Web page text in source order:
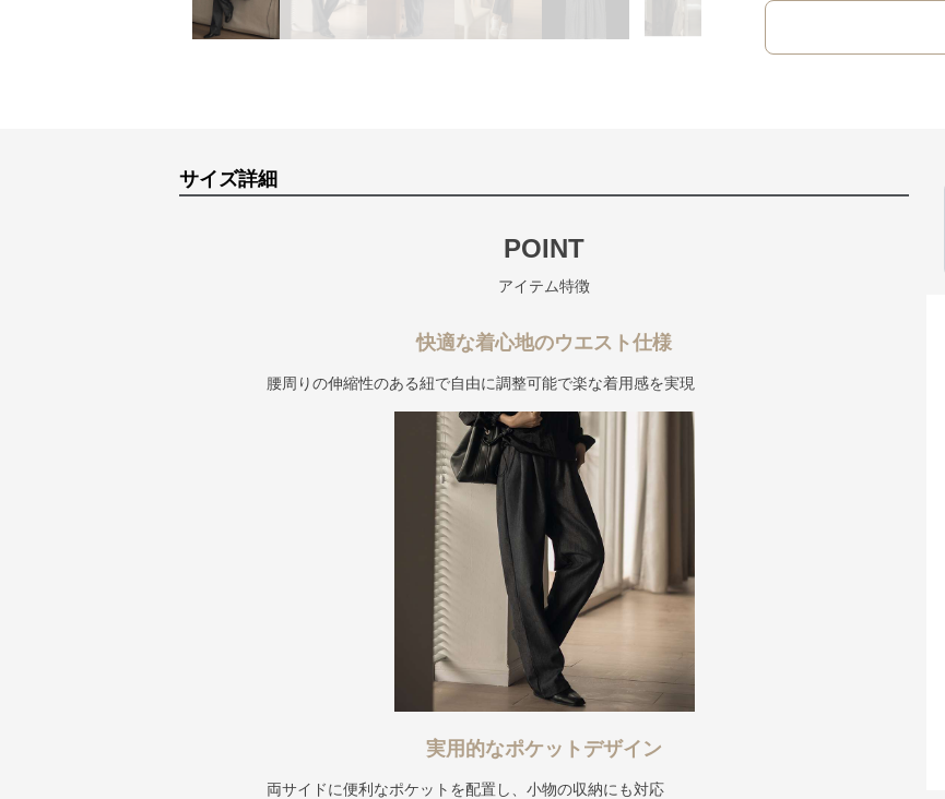
サイズ詳細
POINT
アイテム特徴
快適な着心地のウエスト仕様
腰周りの伸縮性のある紐で自由に調整可能で楽な着用感を実現
実用的なポケットデザイン
両サイドに便利なポケットを配置し、小物の収納にも対応